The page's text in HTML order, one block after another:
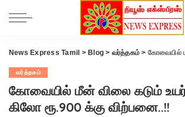
News Express Tamil > Blog > வர்த்தகம் > கோவையில் மீன் விலை கடும்
வர்த்தகம்
கோவையில் மீன் விலை கடும்
கிலோ ரூ.900 க்கு விற்பனை..!!